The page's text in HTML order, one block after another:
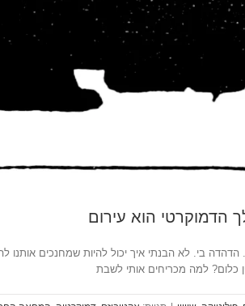
הוא עירום
הדהדה בי. לא הבנתי איך יכול להיות שמחנכים
למה מכריחים אותי לשבת